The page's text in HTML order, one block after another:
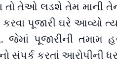
તો તેઓ લડશે તેમ માની
કરવા પૂજારી ઘરે આવ્યો
જેમાં પૂજારીની
સંપર્ક કરતાં આરોપીની